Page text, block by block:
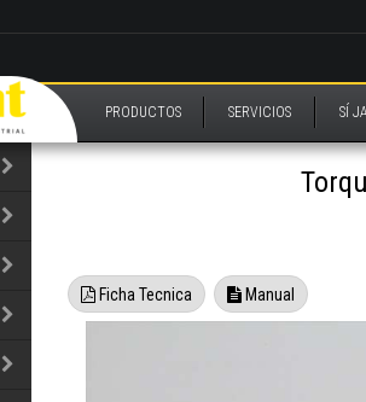
PRODUCTOS SERVICIOS SÍ
Ficha Tecnica Manual